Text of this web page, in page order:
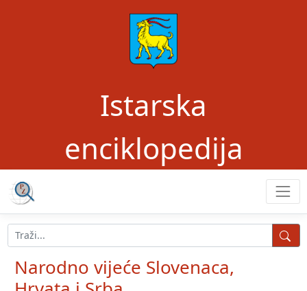
Istarska
enciklopedija
Narodno vijeće Slovenaca,